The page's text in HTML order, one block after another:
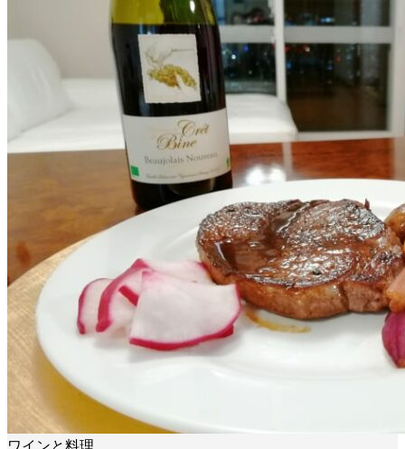
ワインと料理